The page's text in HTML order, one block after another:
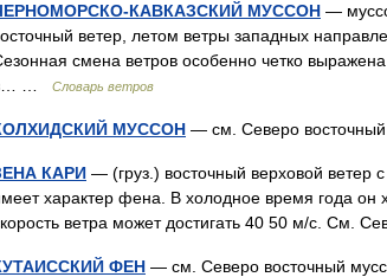
КАВКАЗСКИЙ МУССОН —
ветер, летом ветры западных
смена ветров особенно четко
…
Словарь ветров
МУССОН — см. Северо
КАРИ — (груз.) восточный верховой ветер
характер фена. В холодное время года
ветра может достигать 40 50 м/с. См.
ФЕН — см. Северо восточный